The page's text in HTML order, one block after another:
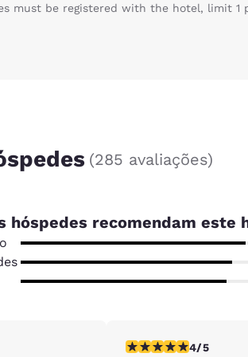
must be registered with the hotel, limit 1
(285 avaliações)
hóspedes recomendam este
1 avaliação classificação 4
4/5